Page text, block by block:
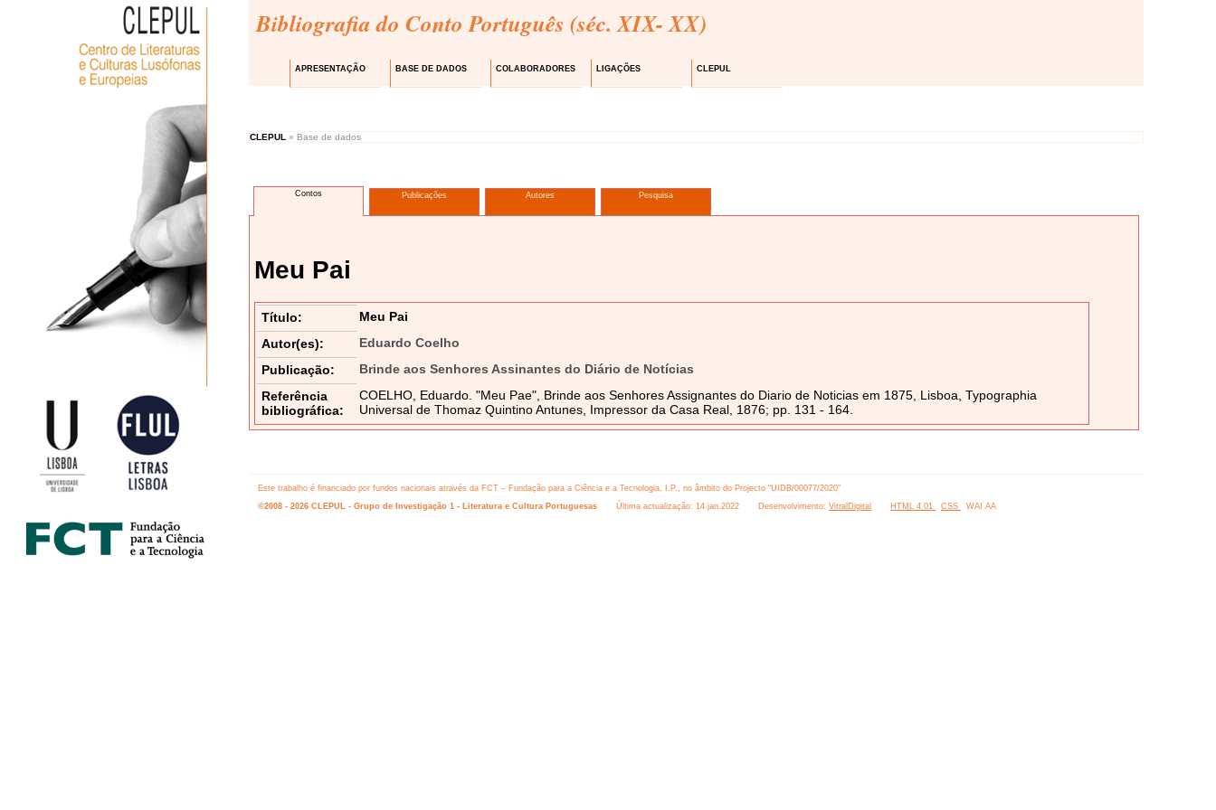
Bibliografia do Conto Português (séc. XIX- XX)
APRESENTAÇÃO BASE DE DADOS COLABORADORES LIGAÇÕES CLEPUL
CLEPUL » Base de dados
Contos Publicações Autores Pesquisa
Meu Pai
Título:
Meu Pai
Autor(es):
Eduardo Coelho
Publicação:
Brinde aos Senhores Assinantes do Diário de Notícias
Referência
bibliográfica:
COELHO, Eduardo. "Meu Pae", Brinde aos Senhores Assignantes do Diario de Noticias em 1875, Lisboa, Typographia
Universal de Thomaz Quintino Antunes, Impressor da Casa Real, 1876; pp. 131 - 164.
Este trabalho é financiado por fundos nacionais através da FCT – Fundação para a Ciência e a Tecnologia, I.P., no âmbito do Projecto “UIDB/00077/2020”
©2008 - 2026 CLEPUL - Grupo de Investigação 1 - Literatura e Cultura Portuguesas
Última actualização: 14.jan.2022 Desenvolvimento: VitralDigital HTML 4.01 CSS WAI AA